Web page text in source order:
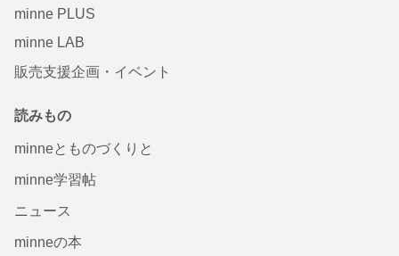
minne PLUS
minne LAB
販売支援企画・イベント
読みもの
minneとものづくりと
minne学習帖
ニュース
minneの本